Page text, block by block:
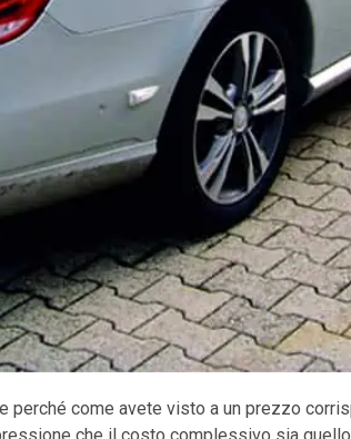
perché come avete visto a un prezzo